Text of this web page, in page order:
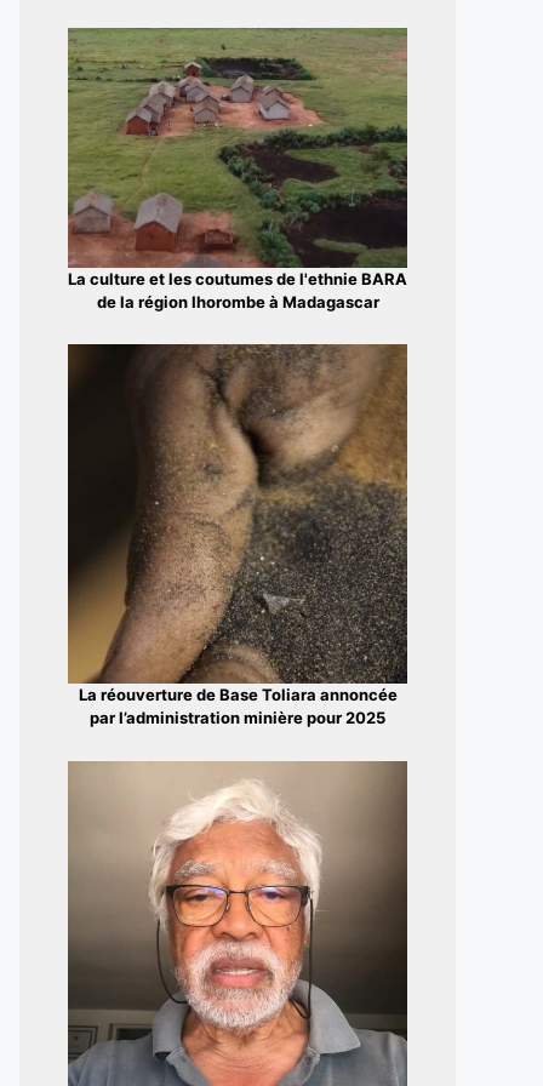
La culture et les coutumes de l'ethnie BARA
de la région Ihorombe à Madagascar
La réouverture de Base Toliara annoncée
par l’administration minière pour 2025